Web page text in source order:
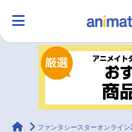
ランキング
ラジオ
animateTimes
ファンタシースターオンライ